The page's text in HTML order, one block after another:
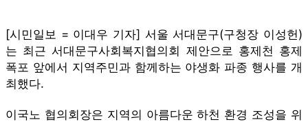
[시민일보 = 이대우 기자] 서울 서대문구(구청장 이성헌)
는 최근 서대문구사회복지협의회 제안으로 홍제천 홍제
폭포 앞에서 지역주민과 함께하는 야생화 파종 행사를 개
최했다.
이국노 협의회장은 지역의 아름다운 하천 환경 조성을 위